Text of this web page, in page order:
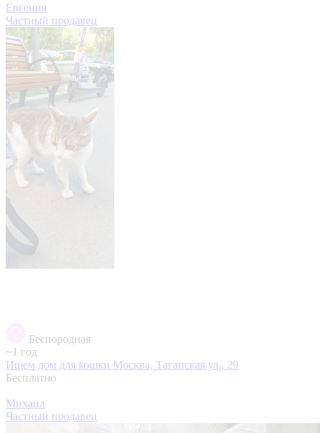
Евгения
Частный продавец
Беспородная
~1 год
Ищем дом для кошки Москва, Таганская ул., 29
Бесплатно
Михаил
Частный продавец